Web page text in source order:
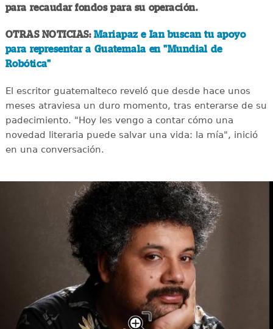
para recaudar fondos para su operación.
OTRAS NOTICIAS: Mariapaz e Ian buscan tu apoyo
para representar a Guatemala en "Mundial de
Robótica"
El escritor guatemalteco reveló que desde hace unos
meses atraviesa un duro momento, tras enterarse de su
padecimiento. "Hoy les vengo a contar cómo una
novedad literaria puede salvar una vida: la mía", inició
en una conversación.